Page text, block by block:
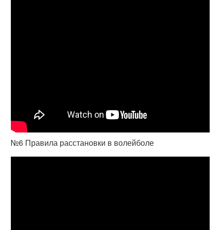
№6 Правила расстановки в волейболе